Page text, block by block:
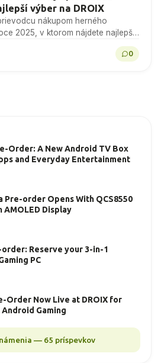
výber na DROIX
nákupom herného
2025, v ktorom nájdete najlepšie
a ďalšie produkty na DROIX
0
Order: A New Android TV Box
and Everyday Entertainment
Pre-order Opens With QCS8550
AMOLED Display
order: Reserve your 3-in-1
PC
Order Now Live at DROIX for
Android Gaming
— 65 príspevkov